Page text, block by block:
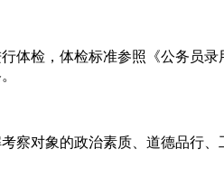
体检，体检标准参照《公务员
察对象的政治素质、道德品行